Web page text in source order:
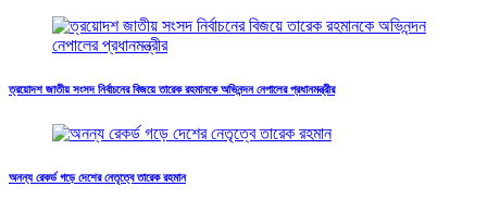
ত্রয়োদশ জাতীয় সংসদ নির্বাচনের বিজয়ে তারেক রহমানকে অভিনন্দন নেপালের প্রধানমন্ত্রীর
অনন্য রেকর্ড গড়ে দেশের নেতৃত্বে তারেক রহমান